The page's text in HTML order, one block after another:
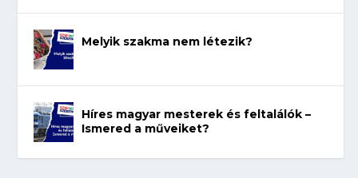
Melyik szakma nem létezik?
Híres magyar mesterek és feltalálók –
Ismered a műveiket?